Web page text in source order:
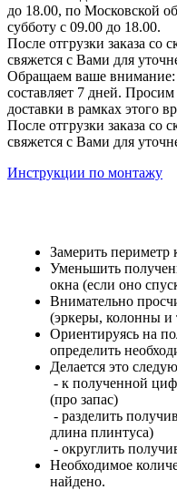
до 18.00, по Московской
субботу с 09.00 до 18.00.
После отгрузки заказа со
свяжется с Вами для
Обращаем ваше внимание:
составляет 7 дней.
доставки в рамках этого
После отгрузки заказа со
свяжется с Вами для
Инструкции по монтажу
Замерить периметр
Уменьшить
окна (если оно
Внимательно
(эркеры, колонны и
Ориентируясь на
определить
Делается это
- к полученной
(про запас)
- разделить
длина плинтуса)
- округлить
Необходимое
найдено.